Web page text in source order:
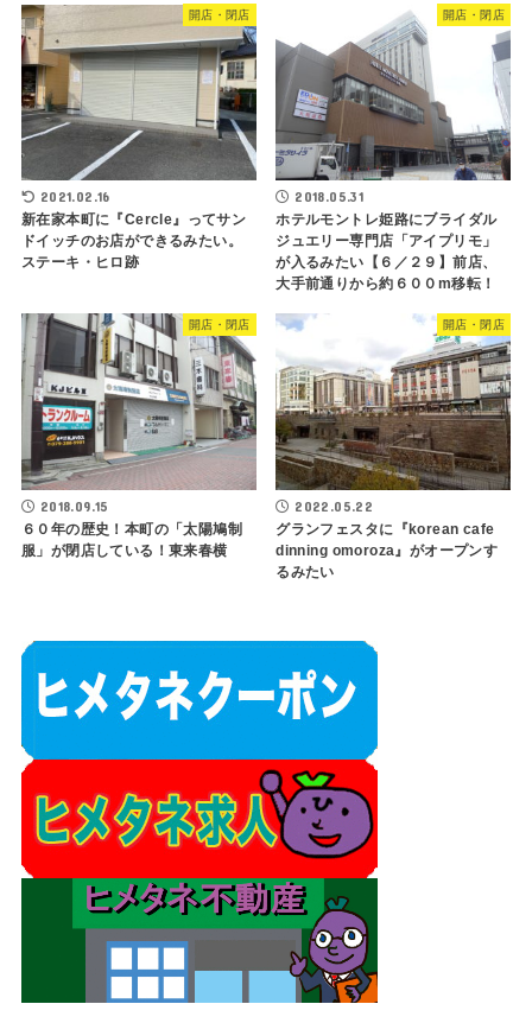
開店・閉店
2021.02.16
新在家本町に『Cercle』ってサン
ドイッチのお店ができるみたい。
ステーキ・ヒロ跡
開店・閉店
2018.05.31
ホテルモントレ姫路にブライダル
ジュエリー専門店「アイプリモ」
が入るみたい【６／２９】前店、
大手前通りから約６００m移転！
開店・閉店
2018.09.15
６０年の歴史！本町の「太陽鳩制
服」が閉店している！東来春横
開店・閉店
2022.05.22
グランフェスタに『korean cafe
dinning omoroza』がオープンす
るみたい